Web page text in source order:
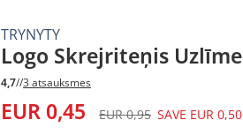
TRYNYTY
Logo Skrejriteņis Uzlīme
4,7//3 atsauksmes
EUR 0,45 EUR 0,95 SAVE EUR 0,50